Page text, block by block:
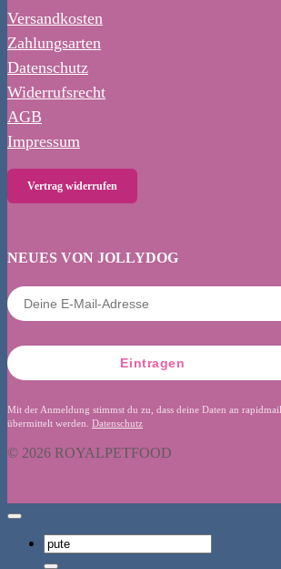
Versandkosten
Zahlungsarten
Datenschutz
Widerrufsrecht
AGB
Impressum
Vertrag widerrufen
NEUES VON JOLLYDOG
Eintragen
Mit der Anmeldung stimmst du zu, dass deine Daten an rapidmail
übermittelt werden. Datenschutz
© 2026 ROYALPETFOOD
Suchen
nach: